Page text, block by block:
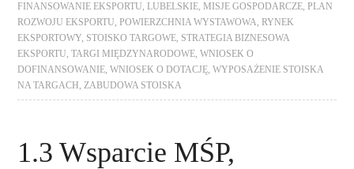
FINANSOWANIE EKSPORTU ,LUBELSKIE ,MISJE GOSPODARCZE ,PLAN
ROZWOJU EKSPORTU ,POWIERZCHNIA WYSTAWOWA ,RYNEK
EKSPORTOWY STOISKO TARGOWE STRATEGIA BIZNESOWA
EKSPORTU ,TARGI MIĘDZYNARODOWE ,WNIOSEK O
DOFINANSOWANIE ,WNIOSEK O DOTACJĘ ,WYPOSAŻENIE STOISKA
NA TARGACH
ZABUDOWA STOISKA
1.3 Wsparcie MŚP,